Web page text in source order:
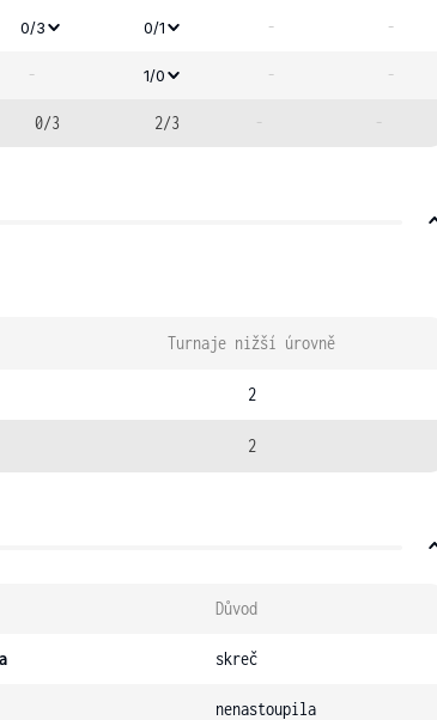
0/3 0/1 - -
- 1/0 - -
0/3 2/3 - -
Turnaje nižší úrovně
2
2
Důvod
skreč
nenastoupila